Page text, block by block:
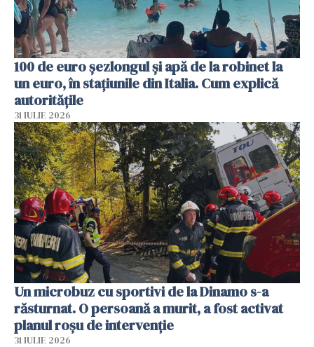
100 de euro șezlongul și apă de la robinet la
un euro, în stațiunile din Italia. Cum explică
autoritățile
31 IULIE 2026
Un microbuz cu sportivi de la Dinamo s-a
răsturnat. O persoană a murit, a fost activat
planul roșu de intervenție
31 IULIE 2026